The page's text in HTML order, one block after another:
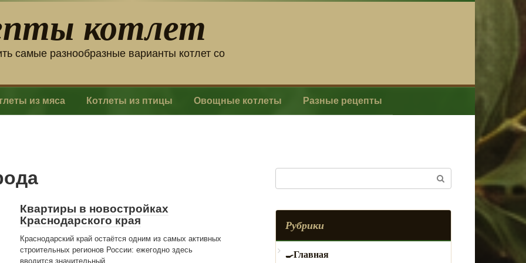
котлет
самые разнообразные варианты котлет со
из мяса Котлеты из птицы Овощные котлеты Разные рецепты
Квартиры в новостройках
Краснодарского края
Краснодарский край остаётся одним из самых активных
строительных регионов России: ежегодно здесь
вводится значительный
Рубрики
Главная